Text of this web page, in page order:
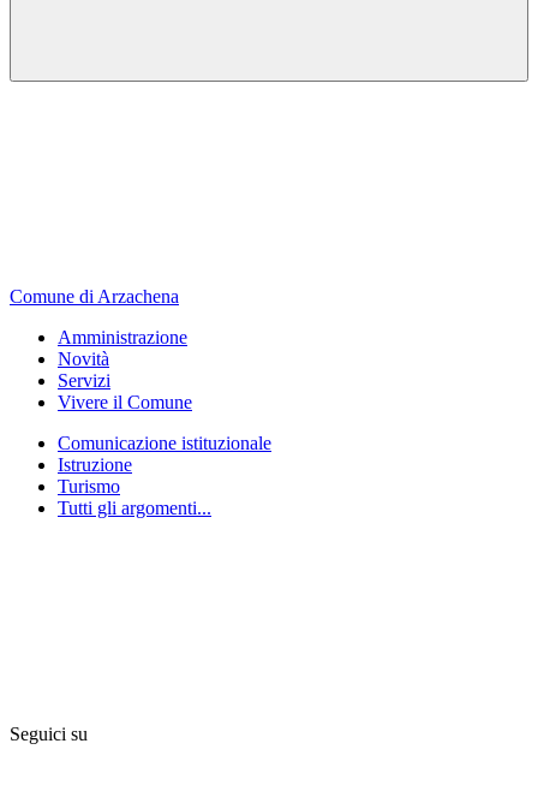
Comune di Arzachena
Amministrazione
Novità
Servizi
Vivere il Comune
Comunicazione istituzionale
Istruzione
Turismo
Tutti gli argomenti...
Seguici su